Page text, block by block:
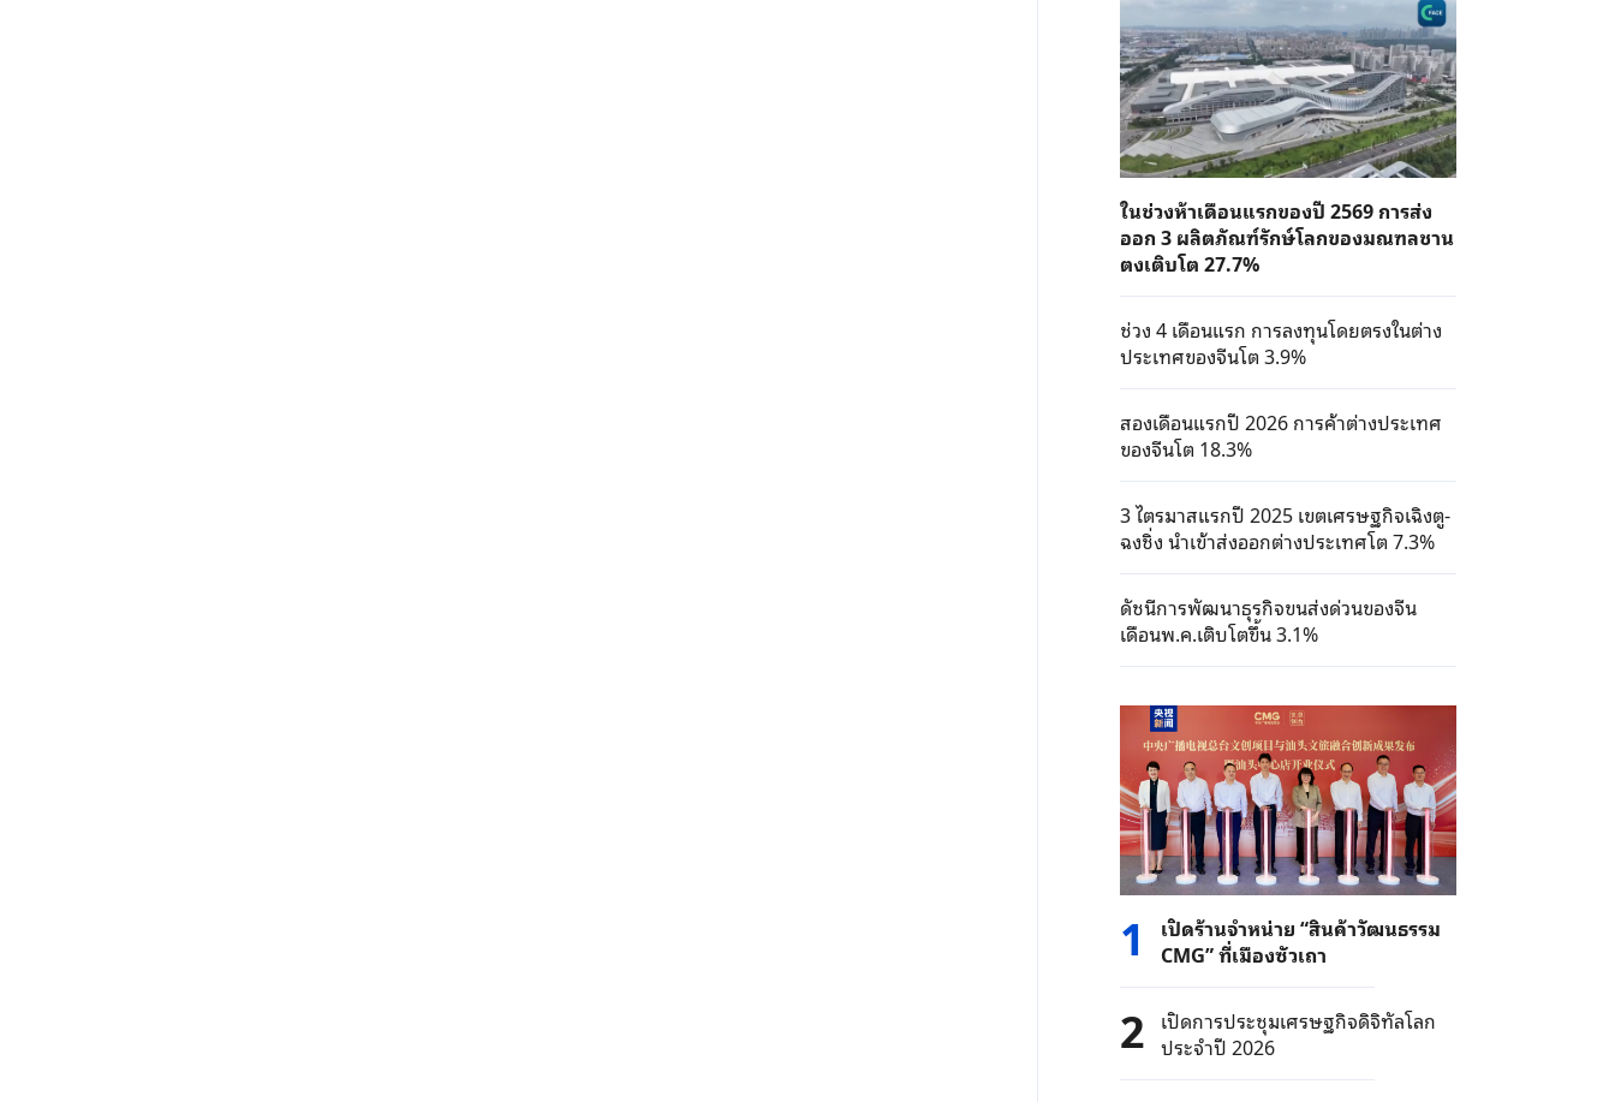
ในช่วงห้าเดือนแรกของปี 2569 การส่ง
ออก 3 ผลิตภัณฑ์รักษ์โลกของมณฑลชาน
ตงเติบโต 27.7%
ช่วง 4 เดือนแรก การลงทุนโดยตรงในต่าง
ประเทศของจีนโต 3.9%
สองเดือนแรกปี 2026 การค้าต่างประเทศ
ของจีนโต 18.3%
3 ไตรมาสแรกปี 2025 เขตเศรษฐกิจเฉิงตู-
ฉงชิ่ง นำเข้าส่งออกต่างประเทศโต 7.3%
ดัชนีการพัฒนาธุรกิจขนส่งด่วนของจีน
เดือนพ.ค.เติบโตขึ้น 3.1%
1
เปิดร้านจำหน่าย “สินค้าวัฒนธรรม
CMG” ที่เมืองซัวเถา
2 เปิดการประชุมเศรษฐกิจดิจิทัลโลก
ประจำปี 2026